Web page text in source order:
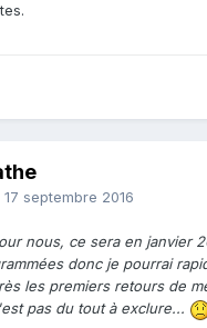
17 septembre 2016
nous, ce sera en janvier
donc je pourrai
les premiers retours de
pas du tout à exclure...